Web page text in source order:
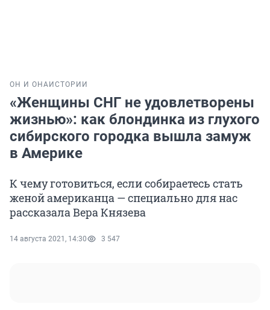
ОН И ОНА ИСТОРИИ
«Женщины СНГ не удовлетворены
жизнью»: как блондинка из глухого
сибирского городка вышла замуж
в Америке
К чему готовиться, если собираетесь стать
женой американца — специально для нас
рассказала Вера Князева
14 августа 2021, 14:30 3 547